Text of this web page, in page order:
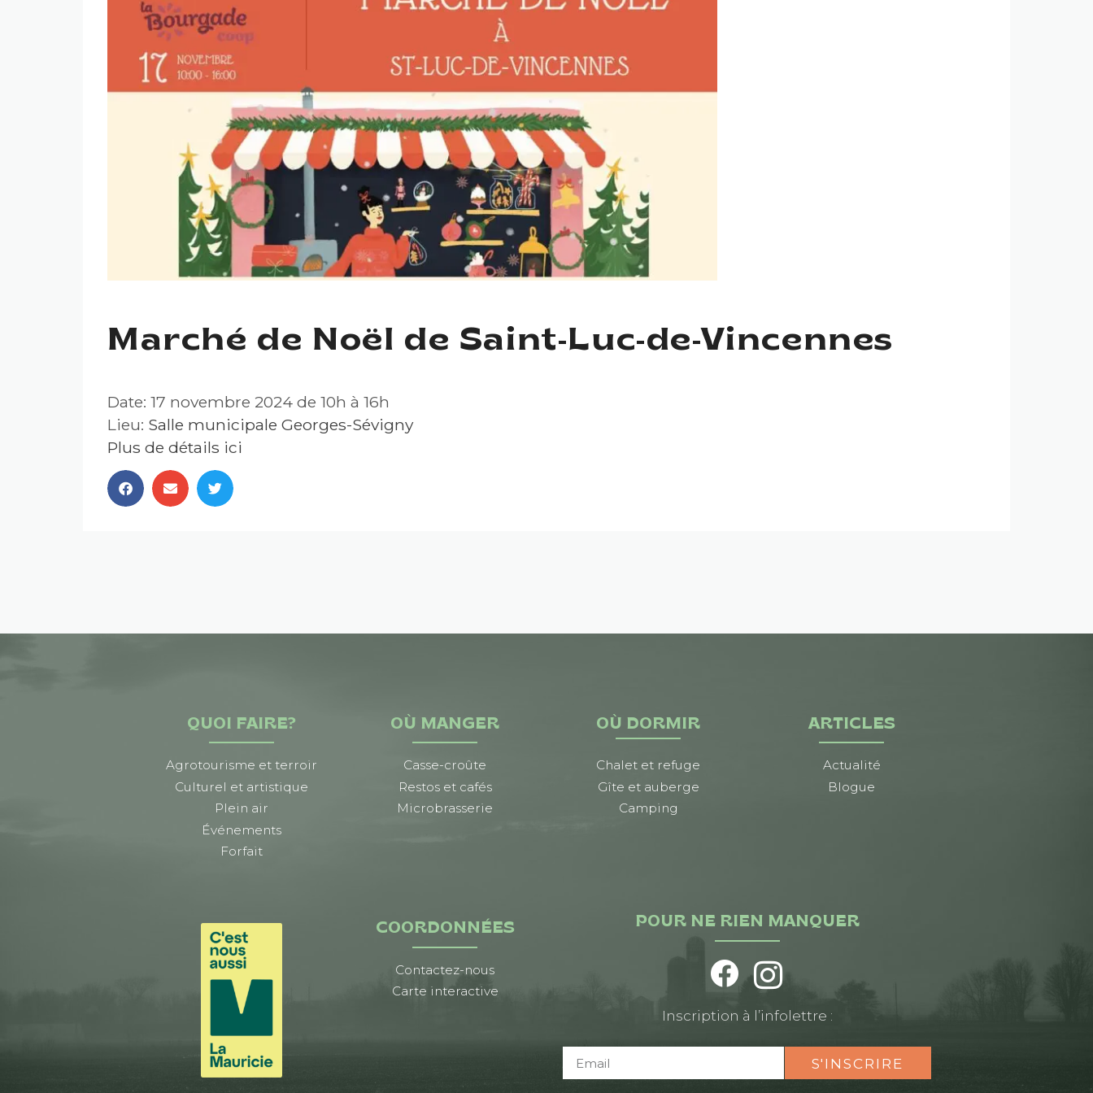
Marché de Noël de Saint-Luc-de-Vincennes
Date: 17 novembre 2024 de 10h à 16h
Lieu: Salle municipale Georges-Sévigny
Plus de détails ici
QUOI FAIRE?
Agrotourisme et terroir
Culturel et artistique
Plein air
Événements
Forfait
OÙ MANGER
Casse-croûte
Restos et cafés
Microbrasserie
OÙ DORMIR
Chalet et refuge
Gîte et auberge
Camping
ARTICLES
Actualité
Blogue
COORDONNÉES
Contactez-nous
Carte interactive
POUR NE RIEN MANQUER
Inscription à l’infolettre :
S'INSCRIRE